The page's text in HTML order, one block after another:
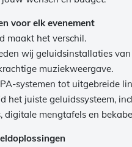
voor elk evenement
maakt het verschil.
wij geluidsinstallaties
muziekweergave.
systemen tot uitgebreide
het juiste geluidssysteem,
digitale mengtafels en